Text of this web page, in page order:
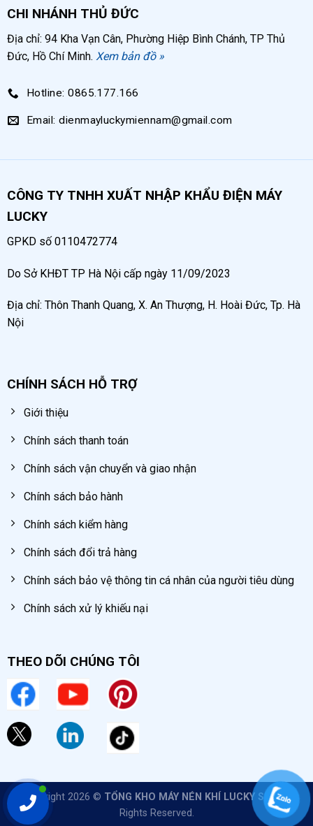
CHI NHÁNH THỦ ĐỨC
Địa chỉ: 94 Kha Vạn Cân, Phường Hiệp Bình Chánh, TP Thủ
Đức, Hồ Chí Minh. Xem bản đồ »
Hotline: 0865.177.166
Email: dienmayluckymiennam@gmail.com
CÔNG TY TNHH XUẤT NHẬP KHẨU ĐIỆN MÁY
LUCKY
GPKD số 0110472774
Do Sở KHĐT TP Hà Nội cấp ngày 11/09/2023
Địa chỉ: Thôn Thanh Quang, X. An Thượng, H. Hoài Đức, Tp. Hà
Nội
CHÍNH SÁCH HỖ TRỢ
Giới thiệu
Chính sách thanh toán
Chính sách vận chuyển và giao nhận
Chính sách bảo hành
Chính sách kiểm hàng
Chính sách đổi trả hàng
Chính sách bảo vệ thông tin cá nhân của người tiêu dùng
Chính sách xử lý khiếu nại
THEO DÕI CHÚNG TÔI
Copyright 2026 © TỔNG KHO MÁY NÉN KHÍ LUCKY SUNAll
Rights Reserved.